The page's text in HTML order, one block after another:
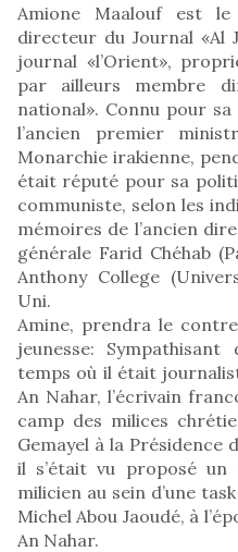
Amione Maalouf est
directeur du Journal «Al
journal «l’Orient»,
par ailleurs membre
national». Connu pour
l’ancien premier
Monarchie irakienne,
était réputé pour sa
communiste, selon les
mémoires de l’ancien
générale Farid Chéhab
Anthony College
Uni.
Amine, prendra le
jeunesse:
temps où il était
An Nahar, l’écrivain
camp des milices
Gemayel à la Présidence
il s’était vu proposé
milicien au sein d’une
Michel Abou Jaoudé, à
An Nahar.